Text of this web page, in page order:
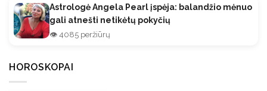
Astrologė Angela Pearl įspėja: balandžio mėnuo
gali atnešti netikėtų pokyčių
👁️ 4085 peržiūrų
HOROSKOPAI